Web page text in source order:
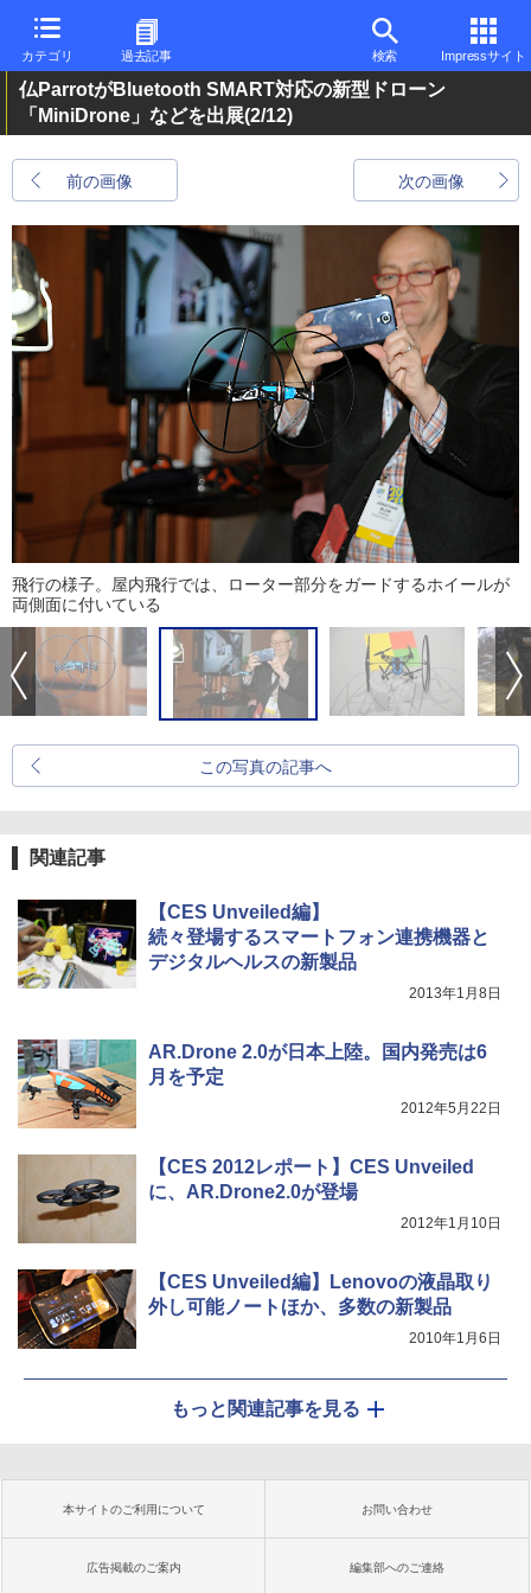
カテゴリ 過去記事 検索 Impressサイト
仏ParrotがBluetooth SMART対応の新型ドローン
「MiniDrone」などを出展(2/12)
前の画像 次の画像
飛行の様子。屋内飛行では、ローター部分をガードするホイールが
両側面に付いている
この写真の記事へ
関連記事
【CES Unveiled編】
続々登場するスマートフォン連携機器と
デジタルヘルスの新製品
2013年1月8日
AR.Drone 2.0が日本上陸。国内発売は6
月を予定
2012年5月22日
【CES 2012レポート】CES Unveiled
に、AR.Drone2.0が登場
2012年1月10日
【CES Unveiled編】Lenovoの液晶取り
外し可能ノートほか、多数の新製品
2010年1月6日
もっと関連記事を見る
本サイトのご利用について お問い合わせ
広告掲載のご案内 編集部へのご連絡